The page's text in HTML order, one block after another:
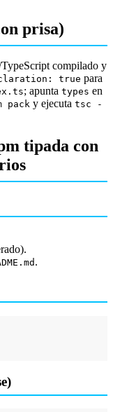
prisa)
compilado y
true para
; apunta types en
pack y ejecuta tsc -
tipada con
.